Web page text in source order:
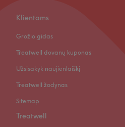
Klientams
Grožio gidas
Treatwell dovanų kuponas
Užsisakyk naujienlaiškį
Treatwell žodynas
Sitemap
Treatwell